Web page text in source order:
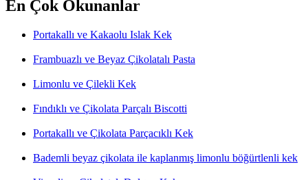
En Çok Okunanlar
Portakallı ve Kakaolu Islak Kek
Frambuazlı ve Beyaz Çikolatalı Pasta
Limonlu ve Çilekli Kek
Fındıklı ve Çikolata Parçalı Biscotti
Portakallı ve Çikolata Parçacıklı Kek
Bademli beyaz çikolata ile kaplanmış limonlu böğürtlenli kek